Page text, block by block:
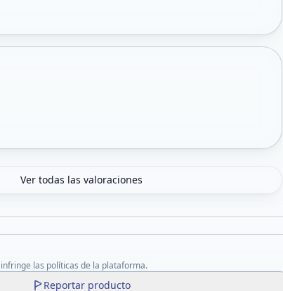
Ver todas las valoraciones
las políticas de la plataforma.
Reportar producto